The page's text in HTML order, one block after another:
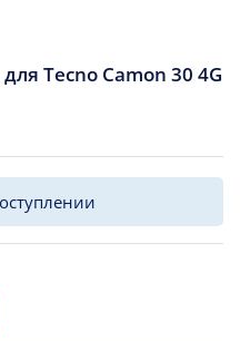
Tecno Camon 30 4G